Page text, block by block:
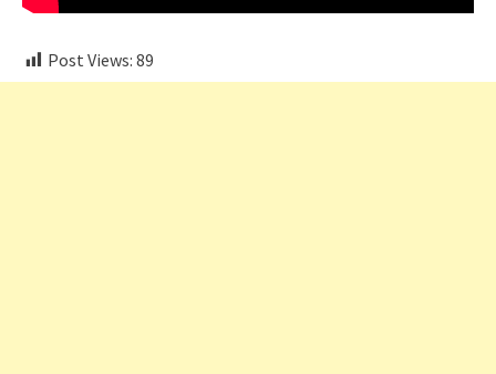
Post Views: 89